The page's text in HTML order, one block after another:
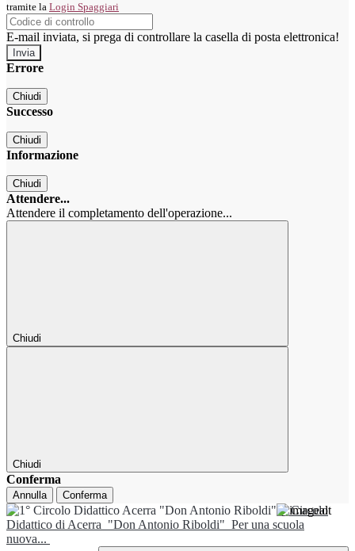
tramite la Login Spaggiari
E-mail inviata, si prega di controllare la casella di posta elettronica!
Errore
Chiudi
Successo
Chiudi
Informazione
Chiudi
Attendere...
Attendere il completamento dell'operazione...
Chiudi
Chiudi
Conferma
Annulla Conferma
1° Circolo
Didattico di Acerra "Don Antonio Riboldi" Per una scuola
nuova...